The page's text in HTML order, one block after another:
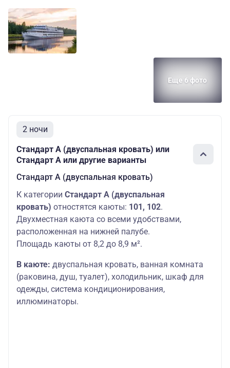
Еще 6 фото
2 ночи
Стандарт А (двуспальная кровать) или
Стандарт А или другие варианты
Стандарт А (двуспальная кровать)
К категории Стандарт A (двуспальная
кровать) отностятся каюты: 101, 102.
Двухместная каюта со всеми удобствами,
расположенная на нижней палубе.
Площадь каюты от 8,2 до 8,9 м².
В каюте: двуспальная кровать, ванная комната
(раковина, душ, туалет), холодильник, шкаф для
одежды, система кондиционирования,
иллюминаторы.